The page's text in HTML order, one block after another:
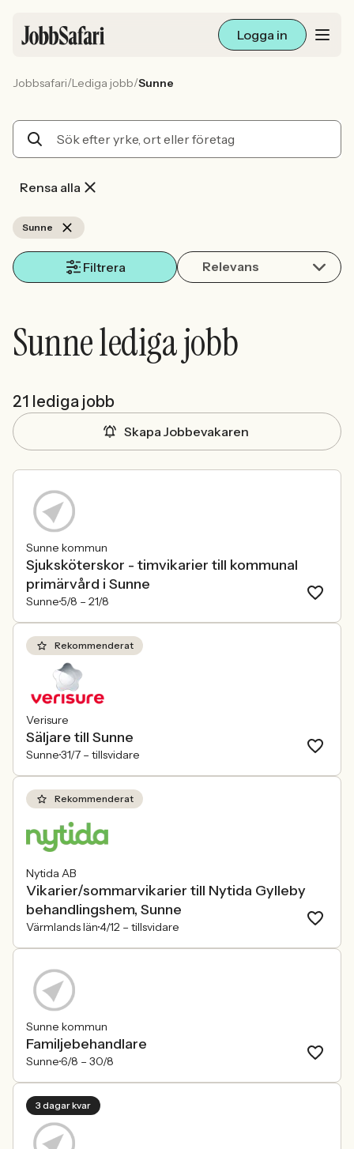
Logga in
Arbetsliv och karriär
Sök med AI
Jobbsafari/Lediga jobb/Sunne
Rensa alla
Sunne
Filtrera Relevans
Sunne lediga jobb
21 lediga jobb
Skapa Jobbevakaren
Sunne kommun
Sjuksköterskor - timvikarier till kommunal
primärvård i Sunne
Sunne5/8 – 21/8
Rekommenderat
Verisure
Säljare till Sunne
Sunne31/7 – tillsvidare
Rekommenderat
Nytida AB
Vikarier/sommarvikarier till Nytida Gylleby
behandlingshem, Sunne
Värmlands län4/12 – tillsvidare
Sunne kommun
Familjebehandlare
Sunne6/8 – 30/8
3 dagar kvar